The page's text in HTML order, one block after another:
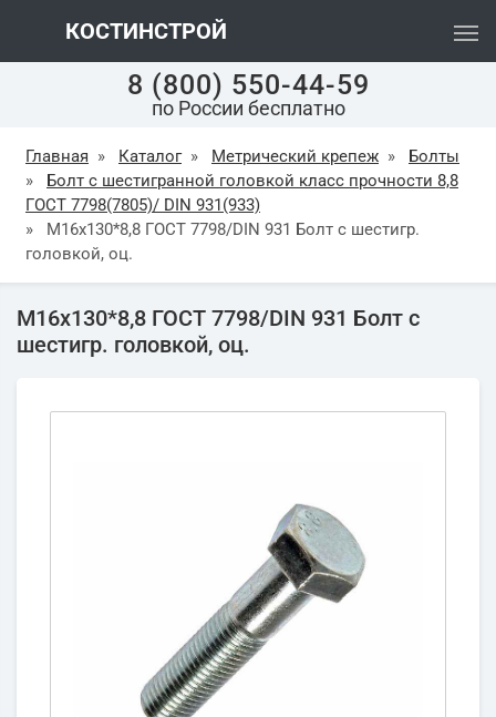
КОСТИНСТРОЙ
8 (800) 550-44-59
по России бесплатно
Главная » Каталог » Метрический крепеж »
Болты
»
Болт с шестигранной головкой класс прочности 8,8
ГОСТ 7798(7805)/ DIN 931(933)
»
М16х130*8,8 ГОСТ 7798/DIN 931 Болт с шестигр.
головкой, оц.
М16х130*8,8 ГОСТ 7798/DIN 931 Болт с
шестигр. головкой, оц.